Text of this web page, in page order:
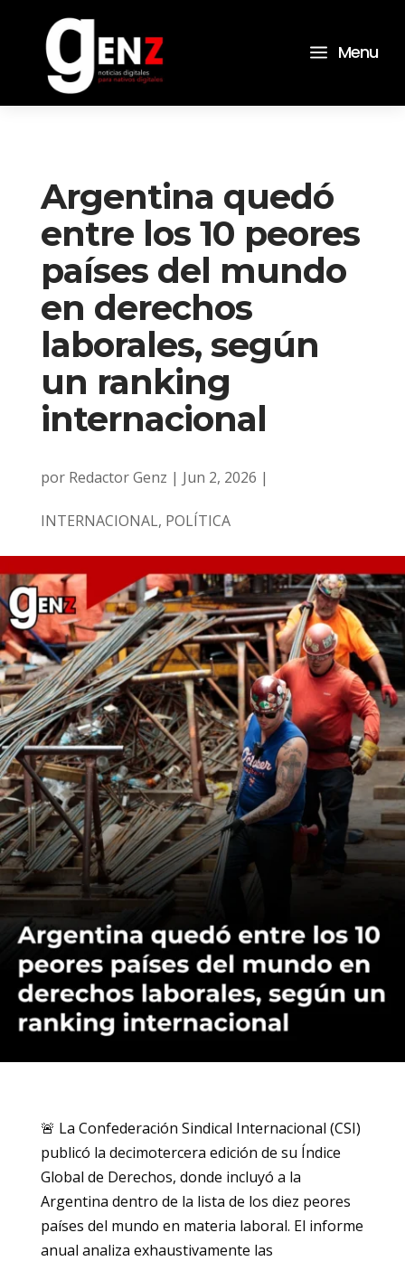
a Menu
Argentina quedó
entre los 10 peores
países del mundo
en derechos
laborales, según
un ranking
internacional
por Redactor Genz | Jun 2, 2026 |
INTERNACIONAL, POLÍTICA
🚨 La Confederación Sindical Internacional (CSI)
publicó la decimotercera edición de su Índice
Global de Derechos, donde incluyó a la
Argentina dentro de la lista de los diez peores
países del mundo en materia laboral. El informe
anual analiza exhaustivamente las